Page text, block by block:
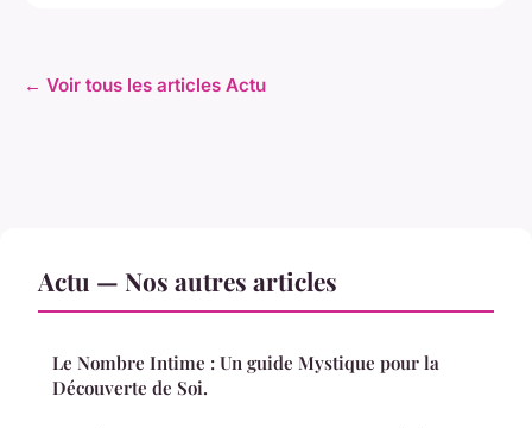
← Voir tous les articles Actu
Actu — Nos autres articles
Le Nombre Intime : Un guide Mystique pour la
Découverte de Soi.